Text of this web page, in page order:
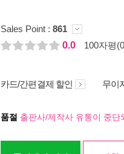
Sales Point : 861
0.0
100자평
카드/간편결제 할인 무이
품절 출판사/제작사 유통이 중단